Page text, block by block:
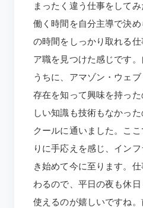
まったく違う仕事をしてみ
働く時間を自分主導で決
の時間をしっかり取れる
ア職を見つけた感じです
うちに、アマゾン・ウェ
存在を知って興味を持っ
しい知識も技術もなかっ
クールに通いました。こ
りに手応えを感じ、イン
き始めて今に至ります。
わるので、平日の夜も休
使えるのが嬉しいですね